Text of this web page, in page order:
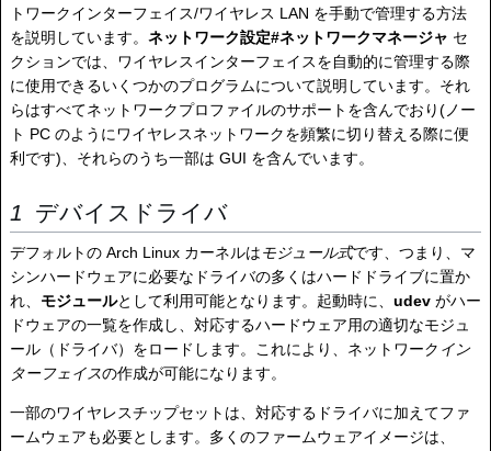
トワークインターフェイス/ワイヤレス LAN を手動で管理する方法
を説明しています。 ネットワーク設定#ネットワークマネージャ セ
クションでは、ワイヤレスインターフェイスを自動的に管理する際
に使用できるいくつかのプログラムについて説明しています。それ
らはすべてネットワークプロファイルのサポートを含んでおり(ノー
ト PC のようにワイヤレスネットワークを頻繁に切り替える際に便
利です)、それらのうち一部は GUI を含んでいます。
デバイスドライバ
デフォルトの Arch Linux カーネルはモジュール式です、つまり、マ
シンハードウェアに必要なドライバの多くはハードドライブに置か
れ、 モジュールとして利用可能となります。起動時に、 udev がハー
ドウェアの一覧を作成し、対応するハードウェア用の適切なモジュ
ール（ドライバ）をロードします。これにより、ネットワーク イン
ターフェイスの作成が可能になります。
一部のワイヤレスチップセットは、対応するドライバに加えてファ
ームウェアも必要とします。多くのファームウェアイメージは、